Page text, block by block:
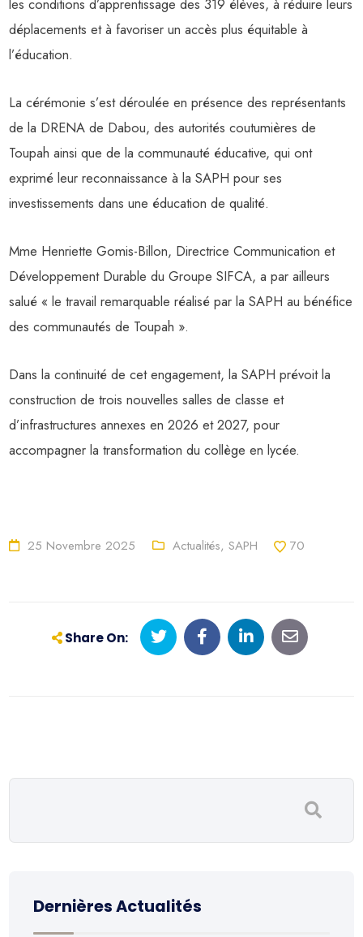
les conditions d’apprentissage des 319 élèves, à réduire leurs
déplacements et à favoriser un accès plus équitable à
l’éducation.
La cérémonie s’est déroulée en présence des représentants
de la DRENA de Dabou, des autorités coutumières de
Toupah ainsi que de la communauté éducative, qui ont
exprimé leur reconnaissance à la SAPH pour ses
investissements dans une éducation de qualité.
Mme Henriette Gomis-Billon, Directrice Communication et
Développement Durable du Groupe SIFCA, a par ailleurs
salué « le travail remarquable réalisé par la SAPH au bénéfice
des communautés de Toupah ».
Dans la continuité de cet engagement, la SAPH prévoit la
construction de trois nouvelles salles de classe et
d’infrastructures annexes en 2026 et 2027, pour
accompagner la transformation du collège en lycée.
25 Novembre 2025 Actualités, SAPH 70
Share On:
Dernières Actualités